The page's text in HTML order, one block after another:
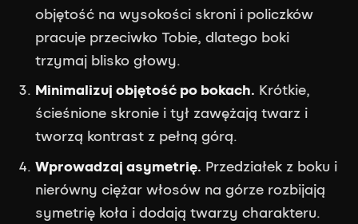
objętość na wysokości skroni i policzków
pracuje przeciwko Tobie, dlatego boki
trzymaj blisko głowy.
Minimalizuj objętość po bokach. Krótkie,
ścieśnione skronie i tył zawężają twarz i
tworzą kontrast z pełną górą.
Wprowadzaj asymetrię. Przedziałek z boku i
nierówny ciężar włosów na górze rozbijają
symetrię koła i dodają twarzy charakteru.